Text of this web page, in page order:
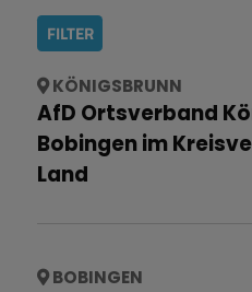
FILTER
KÖNIGSBRUNN
AfD Ortsverband
Bobingen im
Land
BOBINGEN